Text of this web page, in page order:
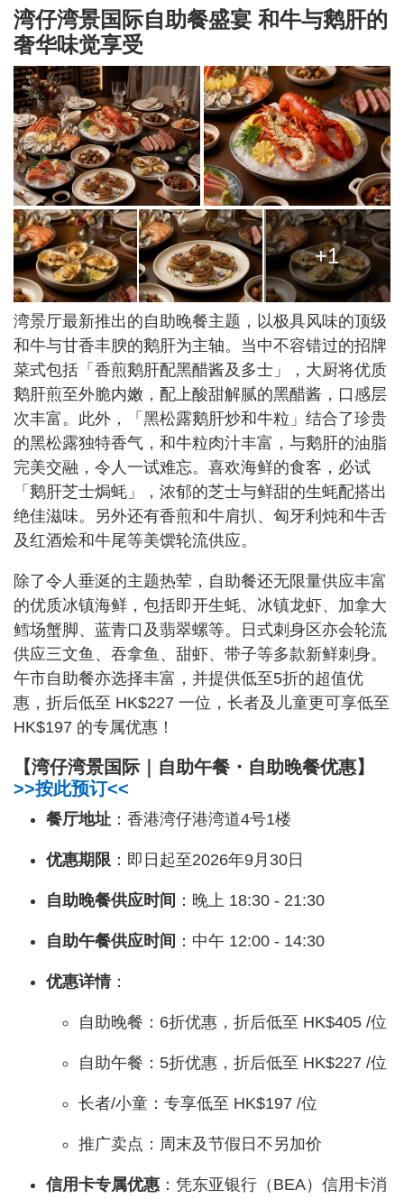
湾仔湾景国际自助餐盛宴 和牛与鹅肝的
奢华味觉享受
+1
湾景厅最新推出的自助晚餐主题，以极具风味的顶级
和牛与甘香丰腴的鹅肝为主轴。当中不容错过的招牌
菜式包括「香煎鹅肝配黑醋酱及多士」，大厨将优质
鹅肝煎至外脆内嫩，配上酸甜解腻的黑醋酱，口感层
次丰富。此外，「黑松露鹅肝炒和牛粒」结合了珍贵
的黑松露独特香气，和牛粒肉汁丰富，与鹅肝的油脂
完美交融，令人一试难忘。喜欢海鲜的食客，必试
「鹅肝芝士焗蚝」，浓郁的芝士与鲜甜的生蚝配搭出
绝佳滋味。另外还有香煎和牛肩扒、匈牙利炖和牛舌
及红酒烩和牛尾等美馔轮流供应。
除了令人垂涎的主题热荤，自助餐还无限量供应丰富
的优质冰镇海鲜，包括即开生蚝、冰镇龙虾、加拿大
鳕场蟹脚、蓝青口及翡翠螺等。日式刺身区亦会轮流
供应三文鱼、吞拿鱼、甜虾、带子等多款新鲜刺身。
午市自助餐亦选择丰富，并提供低至5折的超值优
惠，折后低至 HK$227 一位，长者及儿童更可享低至
HK$197 的专属优惠！
【湾仔湾景国际｜自助午餐・自助晚餐优惠】
>>按此预订<<
餐厅地址 ：香港湾仔港湾道4号1楼
优惠期限 ：即日起至2026年9月30日
自助晚餐供应时间 ：晚上 18:30 - 21:30
自助午餐供应时间 ：中午 12:00 - 14:30
优惠详情：
自助晚餐：6折优惠，折后低至 HK$405 /位
自助午餐：5折优惠，折后低至 HK$227 /位
长者/小童：专享低至 HK$197 /位
推广卖点：周末及节假日不另加价
信用卡专属优惠 ：凭东亚银行（BEA）信用卡消